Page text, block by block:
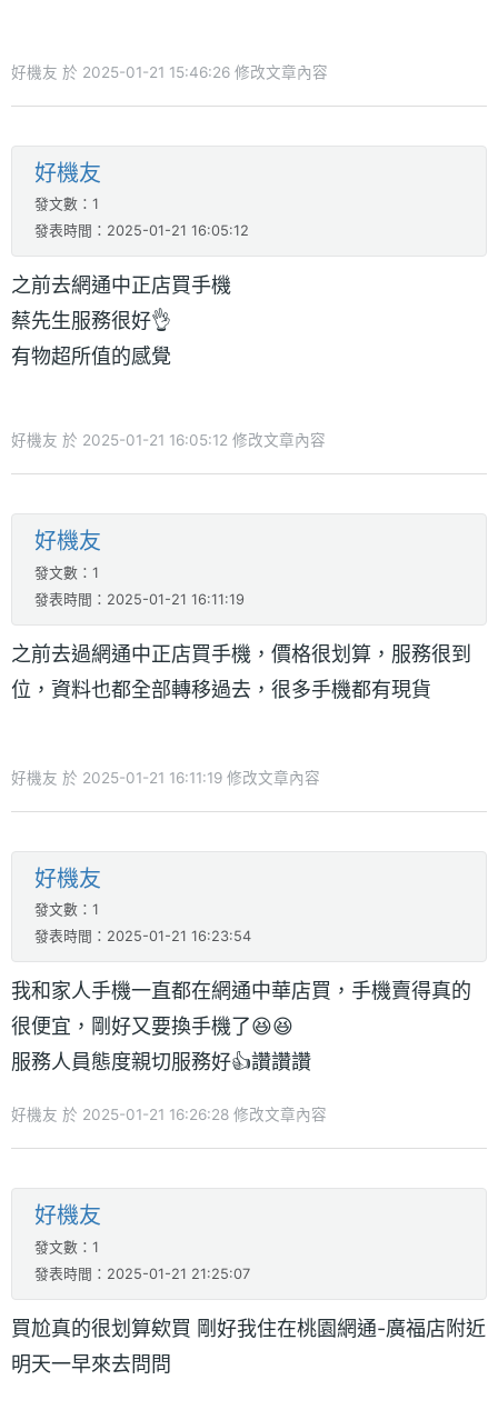
好機友 於 2025-01-21 15:46:26 修改文章內容
好機友
發文數：1
發表時間：2025-01-21 16:05:12
之前去網通中正店買手機
蔡先生服務很好👌
有物超所值的感覺
好機友 於 2025-01-21 16:05:12 修改文章內容
好機友
發文數：1
發表時間：2025-01-21 16:11:19
之前去過網通中正店買手機，價格很划算，服務很到
位，資料也都全部轉移過去，很多手機都有現貨
好機友 於 2025-01-21 16:11:19 修改文章內容
好機友
發文數：1
發表時間：2025-01-21 16:23:54
我和家人手機一直都在網通中華店買，手機賣得真的
很便宜，剛好又要換手機了😆😆
服務人員態度親切服務好👍讚讚讚
好機友 於 2025-01-21 16:26:28 修改文章內容
好機友
發文數：1
發表時間：2025-01-21 21:25:07
買尬真的很划算欸買 剛好我住在桃園網通-廣福店附近
明天一早來去問問